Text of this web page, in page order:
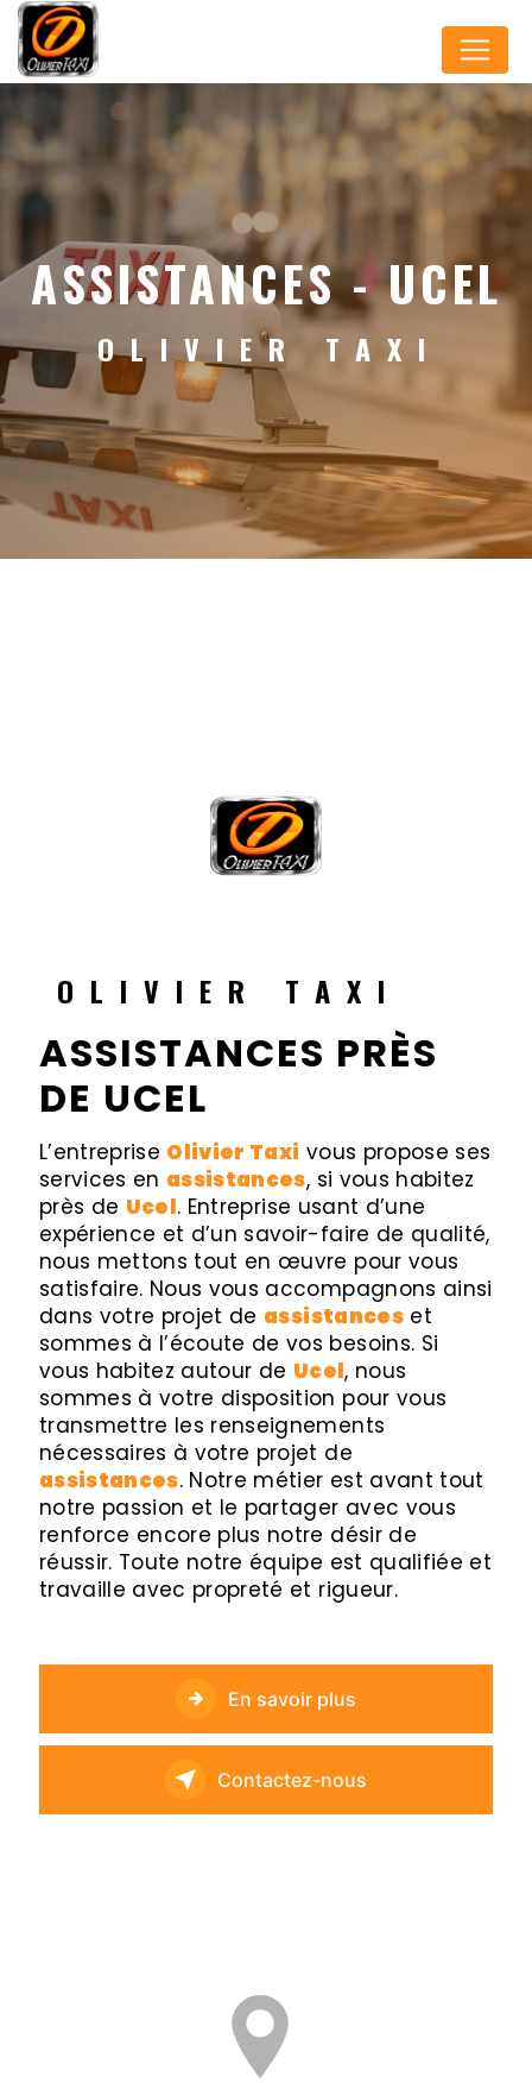
ASSISTANCES - UCEL
OLIVIER TAXI
OLIVIER TAXI
ASSISTANCES PRÈS
DE UCEL
L’entreprise Olivier Taxi vous propose ses
services en assistances, si vous habitez
près de Ucel. Entreprise usant d’une
expérience et d’un savoir-faire de qualité,
nous mettons tout en œuvre pour vous
satisfaire. Nous vous accompagnons ainsi
dans votre projet de assistanceset
sommes à l’écoute de vos besoins. Si
vous habitez autour de Ucel, nous
sommes à votre disposition pour vous
transmettre les renseignements
nécessaires à votre projet de
assistances. Notre métier est avant tout
notre passion et le partager avec vous
renforce encore plus notre désir de
réussir. Toute notre équipe est qualifiée et
travaille avec propreté et rigueur.
En savoir plus
Contactez-nous
Panneau de gestion des cookies